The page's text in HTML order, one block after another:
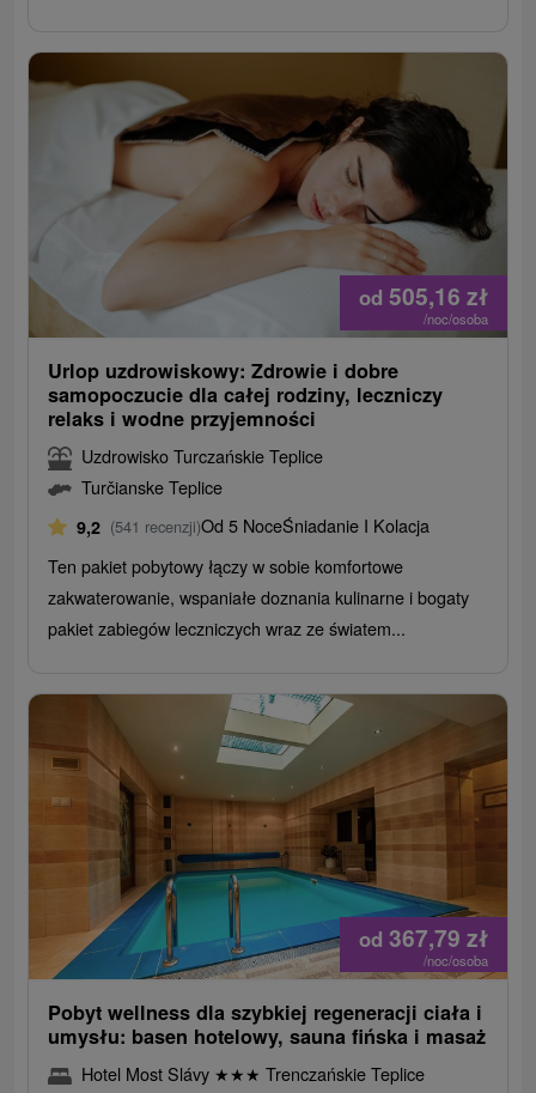
od 505,16 zł
/noc/osoba
Urlop uzdrowiskowy: Zdrowie i dobre
samopoczucie dla całej rodziny, leczniczy
relaks i wodne przyjemności
Uzdrowisko Turczańskie Teplice
Turčianske Teplice
9,2 (541 recenzji)Od 5 NoceŚniadanie I Kolacja
Ten pakiet pobytowy łączy w sobie komfortowe
zakwaterowanie, wspaniałe doznania kulinarne i bogaty
pakiet zabiegów leczniczych wraz ze światem...
od 367,79 zł
/noc/osoba
Pobyt wellness dla szybkiej regeneracji ciała i
umysłu: basen hotelowy, sauna fińska i masaż
Hotel Most Slávy ★★★ Trenczańskie Teplice